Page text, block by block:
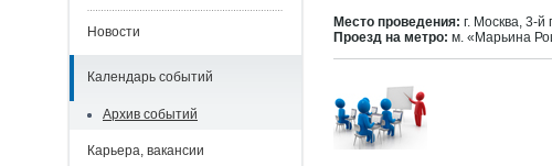
Новости
Календарь событий
Архив событий
Карьера, вакансии
Место проведения: г. Москва, 3-
Проезд на метро: м. «Марьина